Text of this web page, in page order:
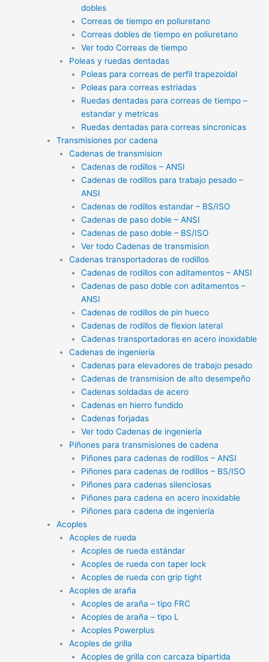
dobles
Correas de tiempo en poliuretano
Correas dobles de tiempo en poliuretano
Ver todo Correas de tiempo
Poleas y ruedas dentadas
Poleas para correas de perfil trapezoidal
Poleas para correas estriadas
Ruedas dentadas para correas de tiempo –
estandar y metricas
Ruedas dentadas para correas sincronicas
Transmisiones por cadena
Cadenas de transmision
Cadenas de rodillos – ANSI
Cadenas de rodillos para trabajo pesado –
ANSI
Cadenas de rodillos estandar – BS/ISO
Cadenas de paso doble – ANSI
Cadenas de paso doble – BS/ISO
Ver todo Cadenas de transmision
Cadenas transportadoras de rodillos
Cadenas de rodillos con aditamentos – ANSI
Cadenas de paso doble con aditamentos –
ANSI
Cadenas de rodillos de pin hueco
Cadenas de rodillos de flexion lateral
Cadenas transportadoras en acero inoxidable
Cadenas de ingeniería
Cadenas para elevadores de trabajo pesado
Cadenas de transmision de alto desempeño
Cadenas soldadas de acero
Cadenas en hierro fundido
Cadenas forjadas
Ver todo Cadenas de ingeniería
Piñones para transmisiones de cadena
Piñones para cadenas de rodillos – ANSI
Piñones para cadenas de rodillos – BS/ISO
Piñones para cadenas silenciosas
Piñones para cadena en acero inoxidable
Piñones para cadena de ingeniería
Acoples
Acoples de rueda
Acoples de rueda estándar
Acoples de rueda con taper lock
Acoples de rueda con grip tight
Acoples de araña
Acoples de araña – tipo FRC
Acoples de araña – tipo L
Acoples Powerplus
Acoples de grilla
Acoples de grilla con carcaza bipartida